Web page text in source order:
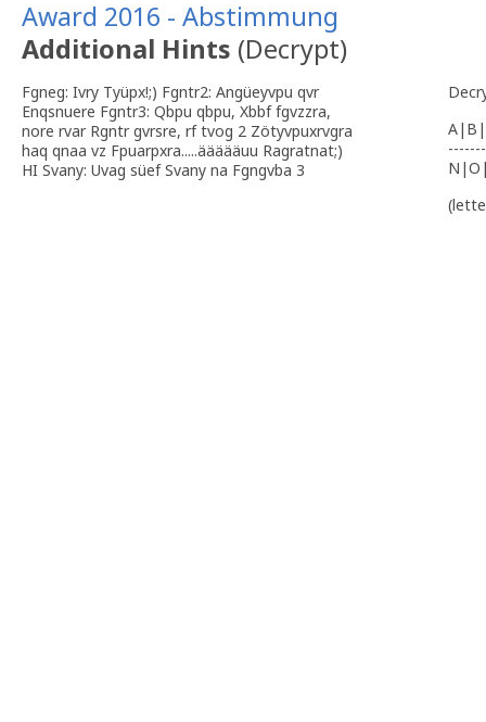
Additional Hints (Decrypt)
Fgneg: Ivry Tyüpx!;) Fgntr2: Angüeyvpu qvr
Enqsnuere Fgntr3: Qbpu qbpu, Xbbf fgvzzra,
nore rvar Rgntr gvrsre, rf tvog 2 Zötyvpuxrvgra
haq qnaa vz Fpuarpxra.....äääääuu Ragratnat;)
HI Svany: Uvag süef Svany na Fgngvba 3